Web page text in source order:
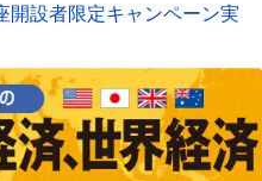
開設者限定キャンペーン実